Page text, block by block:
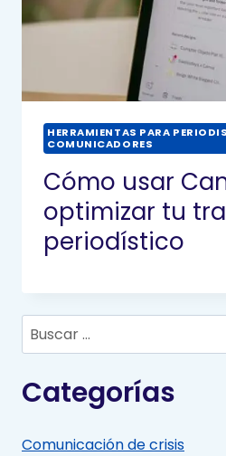
HERRAMIENTAS PARA
COMUNICADORES
Cómo usar
optimizar tu
periodístico
Buscar:
Categorías
Comunicación de crisis